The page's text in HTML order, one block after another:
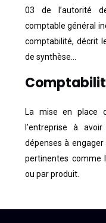
03 de l’autorité
comptable général
comptabilité, décrit
de synthèse…
La mise en place
l’entreprise à
dépenses à
pertinentes comme
ou par produit.